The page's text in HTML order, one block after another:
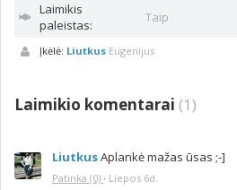
Laimikis
paleistas:
Taip
Įkėlė: Liutkus Eugenijus
Laimikio komentarai (1)
LiutkusAplankė mažas ūsas ;-]
Patinka (0) · Liepos 6d.